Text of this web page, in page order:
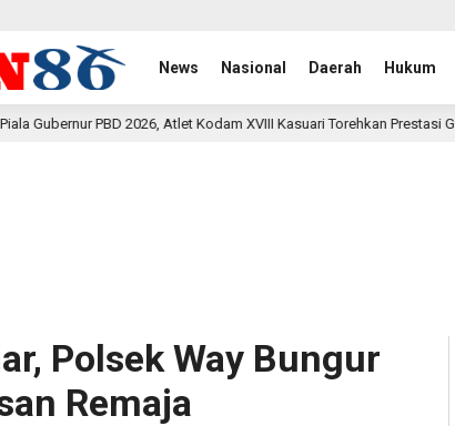
News Nasional Daerah Hukum
Kodam XVIII Kasuari Torehkan Prestasi Gemilang 21 menit lalu
Polsek Way Bungur
Remaja